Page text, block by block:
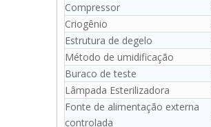
Compressor
Criogênio
Estrutura de degelo
Método de umidificação
Buraco de teste
Lâmpada Esterilizadora
Fonte de alimentação externa
controlada